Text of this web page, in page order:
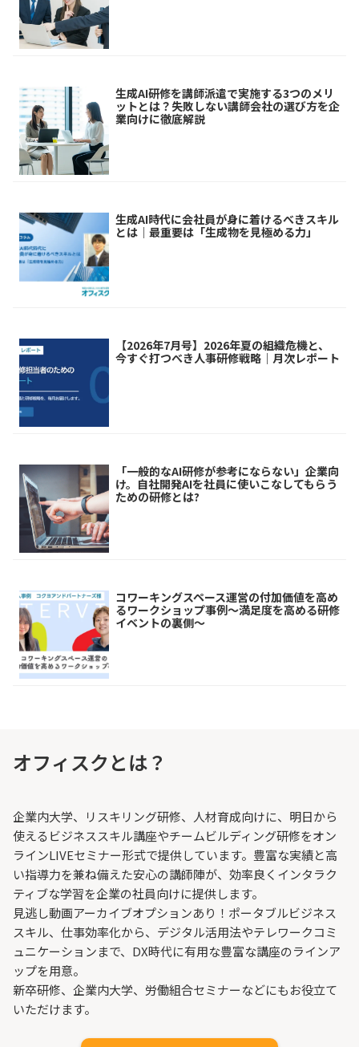
生成AI研修を講師派遣で実施する3つのメリ
ットとは？失敗しない講師会社の選び方を企
業向けに徹底解説
生成AI時代に会社員が身に着けるべきスキル
とは｜最重要は「生成物を見極める力」
【2026年7月号】2026年夏の組織危機と、
今すぐ打つべき人事研修戦略｜月次レポート
「一般的なAI研修が参考にならない」企業向
け。自社開発AIを社員に使いこなしてもらう
ための研修とは?
コワーキングスペース運営の付加価値を高め
るワークショップ事例～満足度を高める研修
イベントの裏側～
オフィスクとは？
企業内大学、リスキリング研修、人材育成向けに、明日から
使えるビジネススキル講座やチームビルディング研修をオン
ラインLIVEセミナー形式で提供しています。豊富な実績と高
い指導力を兼ね備えた安心の講師陣が、効率良くインタラク
ティブな学習を企業の社員向けに提供します。
見逃し動画アーカイブオプションあり！​​ポータブルビジネス
スキル、仕事効率化から、デジタル活用法やテレワークコミ
ュニケーションまで、DX時代に有用な豊富な講座のラインア
ップを用意。
新卒研修、企業内大学、労働組合セミナーなどにもお役立て
いただけます。